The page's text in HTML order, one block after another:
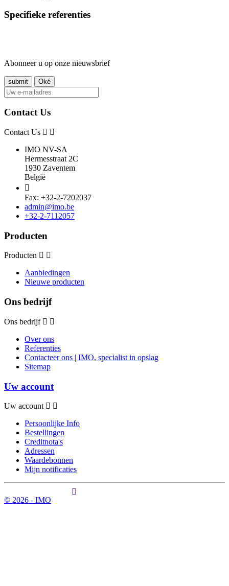
Specifieke referenties
Abonneer u op onze nieuwsbrief
Contact Us
Contact Us
IMO NV-SA
Hermesstraat 2C
1930 Zaventem
België

Fax: +32-2-7202037
admin@imo.be
+32-2-7112057
Producten
Producten
Aanbiedingen
Nieuwe producten
Ons bedrijf
Ons bedrijf
Over ons
Referenties
Contacteer ons | IMO, specialist in opslag
Sitemap
Uw account
Uw account
Persoonlijke Info
Bestellingen
Creditnota's
Adressen
Waardebonnen
Mijn notificaties
© 2026 - IMO